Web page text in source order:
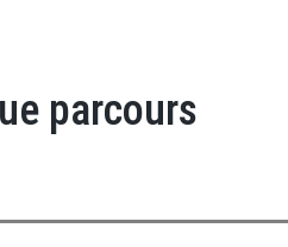
parcours